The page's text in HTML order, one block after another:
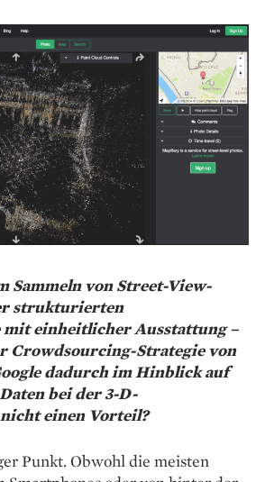
Sammeln von Street-View-
strukturierten
mit einheitlicher Ausstattung –
Crowdsourcing-Strategie von
dadurch im Hinblick auf
bei der 3-D-
einen Vorteil?
Punkt. Obwohl die meisten